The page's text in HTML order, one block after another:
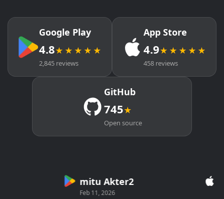
Google Play
4.8★★★★★
2,845 reviews
App Store
4.9★★★★★
458 reviews
GitHub
745★
Open source
mitu Akter2
Feb 11, 2026